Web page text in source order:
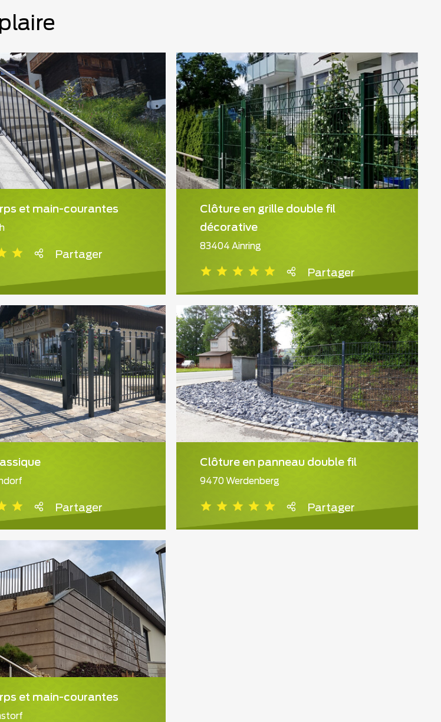
et main-courantes
Partager
Clôture en grille double fil
décorative
83404 Ainring
Partager
Partager
Clôture en panneau double fil
9470 Werdenberg
Partager
et main-courantes